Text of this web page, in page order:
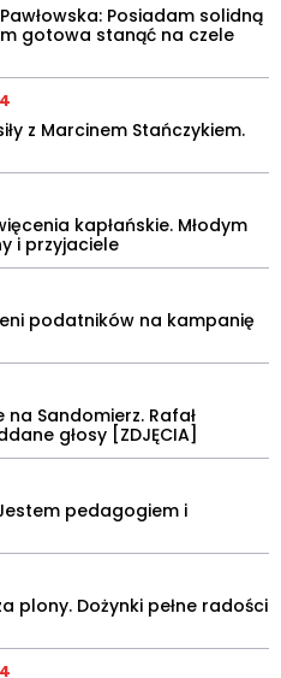
Pawłowska: Posiadam solidną
gotowa stanąć na czele
z Marcinem Stańczykiem.
kapłańskie. Młodym
i przyjaciele
podatników na kampanię
na Sandomierz. Rafał
głosy [ZDJĘCIA]
pedagogiem i
plony. Dożynki pełne radości